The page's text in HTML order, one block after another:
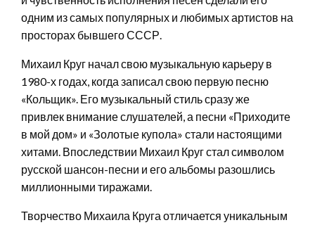
одним из самых популярных и любимых артистов на
просторах бывшего СССР.
Михаил Круг начал свою музыкальную карьеру в
1980-х годах, когда записал свою первую песню
«Кольщик». Его музыкальный стиль сразу же
привлек внимание слушателей, а песни «Приходите
в мой дом» и «Золотые купола» стали настоящими
хитами. Впоследствии Михаил Круг стал символом
русской шансон-песни и его альбомы разошлись
миллионными тиражами.
Творчество Михаила Круга отличается уникальным